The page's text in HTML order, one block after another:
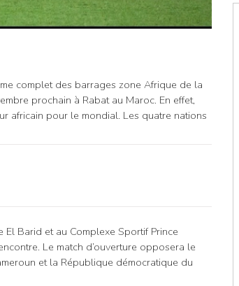
complet des barrages zone Afrique de la
prochain à Rabat au Maroc. En effet,
africain pour le mondial. Les quatre nations
Barid et au Complexe Sportif Prince
Le match d’ouverture opposera le
et la République démocratique du